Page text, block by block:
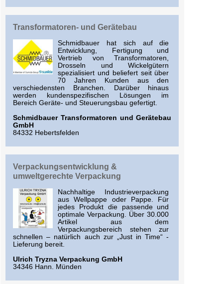
Transformatoren- und Gerätebau
Schmidbauer hat sich auf die
Entwicklung, Fertigung und
Vertrieb von Transformatoren,
Drosseln und Wickelgütern
spezialisiert und beliefert seit über
70 Jahren Kunden aus den
verschiedensten Branchen. Darüber hinaus
werden kundenspezifischen Lösungen im
Bereich Geräte- und Steuerungsbau gefertigt.
Schmidbauer Transformatoren und Gerätebau
GmbH
84332 Hebertsfelden
Verpackungsentwicklung &
umweltgerechte Verpackung
Nachhaltige Industrieverpackung
aus Wellpappe oder Pappe. Für
jedes Produkt die passende und
optimale Verpackung. Über 30.000
Artikel aus dem
Verpackungsbereich stehen zur
schnellen – natürlich auch zur „Just in Time“ -
Lieferung bereit.
Ulrich Tryzna Verpackung GmbH
34346 Hann. Münden